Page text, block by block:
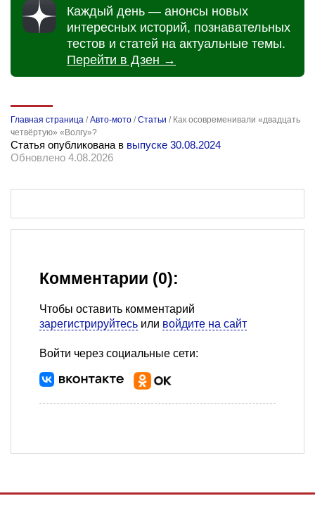
Каждый день — анонсы новых
интересных историй, познавательных
тестов и статей на актуальные темы.
Перейти в Дзен →
Главная страница /Авто-мото /Статьи / Как осовременивали «двадцать
четвёртую» «Волгу»?
Статья опубликована в выпуске 30.08.2024
Обновлено 4.08.2026
Комментарии (0):
Чтобы оставить комментарий
зарегистрируйтесь или войдите на сайт
Войти через социальные сети: